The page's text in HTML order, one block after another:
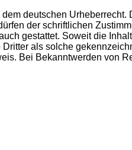
deutschen Urheberrecht.
der schriftlichen
gestattet. Soweit die
als solche
Bei Bekanntwerden von